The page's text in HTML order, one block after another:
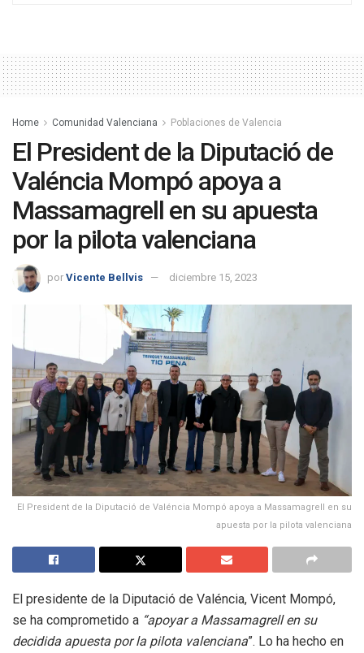
Home Comunidad Valenciana Poblaciones de Valencia
El President de la Diputació de
Valéncia Mompó apoya a
Massamagrell en su apuesta
por la pilota valenciana
por Vicente Bellvis diciembre 15, 2023
El President de la Diputació de Valéncia Mompó apoya a Massamagrell en su
apuesta por la pilota valenciana
El presidente de la Diputació de Valéncia, Vicent Mompó,
se ha comprometido a “apoyar a Massamagrell en su
decidida apuesta por la pilota valenciana”. Lo ha hecho en